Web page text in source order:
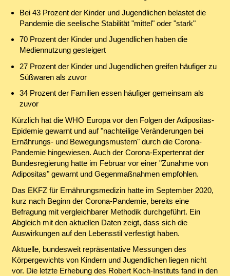
Bei 43 Prozent der Kinder und Jugendlichen belastet die
Pandemie die seelische Stabilität "mittel" oder "stark"
70 Prozent der Kinder und Jugendlichen haben die
Mediennutzung gesteigert
27 Prozent der Kinder und Jugendlichen greifen häufiger zu
Süßwaren als zuvor
34 Prozent der Familien essen häufiger gemeinsam als
zuvor
Kürzlich hat die WHO Europa vor den Folgen der Adipositas-
Epidemie gewarnt und auf "nachteilige Veränderungen bei
Ernährungs- und Bewegungsmustern" durch die Corona-
Pandemie hingewiesen. Auch der Corona-Expertenrat der
Bundesregierung hatte im Februar vor einer "Zunahme von
Adipositas" gewarnt und Gegenmaßnahmen empfohlen.
Das EKFZ für Ernährungsmedizin hatte im September 2020,
kurz nach Beginn der Corona-Pandemie, bereits eine
Befragung mit vergleichbarer Methodik durchgeführt. Ein
Abgleich mit den aktuellen Daten zeigt, dass sich die
Auswirkungen auf den Lebensstil verfestigt haben.
Aktuelle, bundesweit repräsentative Messungen des
Körpergewichts von Kindern und Jugendlichen liegen nicht
vor. Die letzte Erhebung des Robert Koch-Instituts fand in den